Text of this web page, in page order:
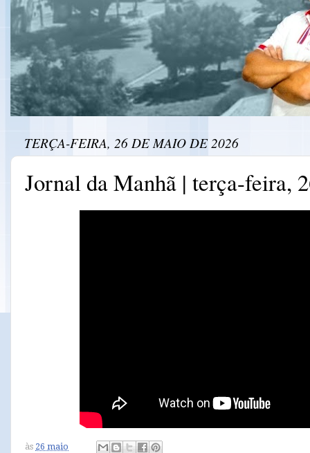
TERÇA-FEIRA, 26 DE MAIO DE 2026
Jornal da Manhã | terça-feira,
às 26 maio